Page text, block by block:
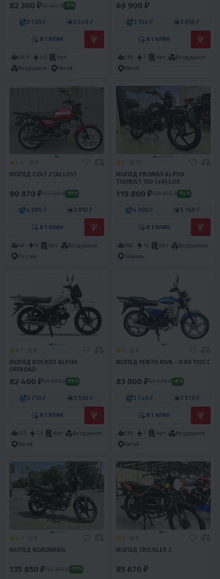
82 300 ₽86 600 ₽ -5%
3 700 ₽ 3 540 ₽
В 1 КЛИК
49.9 4.5
Нет
Воздушное
Китай
69 900 ₽
3 150 ₽ 3 010 ₽
В 1 КЛИК
110 7 Нет
Воздушное
Китай
МОПЕД COLT 2 (ALLOY)
90 870 ₽111 700 ₽ -19%
4 090 ₽ 3 910 ₽
В 1 КЛИК
49 9 Нет
Воздушное
Россия
МОПЕД PROMAX ALPHA
TOURIST 150 (49) LUX
119 800 ₽139 800 ₽ -14%
4 990 ₽ 5 160 ₽
В 1 КЛИК
150 14 Нет
Воздушное
Тайвань
МОПЕД ROCKOT ALPHA
OFFROAD
82 400 ₽96 990 ₽ -15%
3 710 ₽ 3 550 ₽
В 1 КЛИК
125 7.5 Нет
Воздушное
Китай
МОПЕД VENTO RIVA - II RX 110CC
83 000 ₽89 990 ₽ -8%
3 740 ₽ 3 570 ₽
В 1 КЛИК
110 7 Нет
Воздушное
Китай
МОПЕД NORDWING
135 850 ₽162 800 ₽ -17%
МОПЕД TRICKLER 2
85 670 ₽